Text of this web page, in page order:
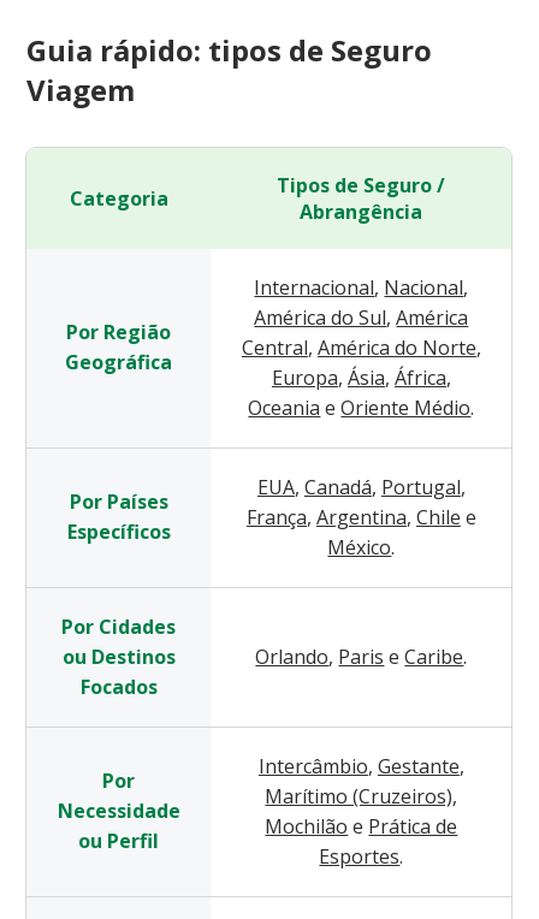
Guia rápido: tipos de Seguro
Viagem
Categoria
Tipos de Seguro /
Abrangência
Por Região
Geográfica
Internacional, Nacional,
América do Sul, América
Central, América do Norte,
Europa, Ásia, África,
Oceania e Oriente Médio.
Por Países
Específicos
EUA, Canadá, Portugal,
França, Argentina, Chile e
México.
Por Cidades
ou Destinos
Focados
Orlando, Paris e Caribe.
Por
Necessidade
ou Perfil
Intercâmbio, Gestante,
Marítimo (Cruzeiros),
Mochilão e Prática de
Esportes.